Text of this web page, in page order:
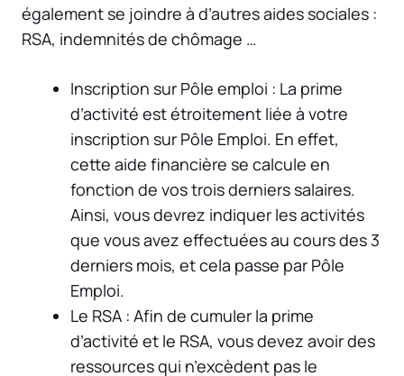
également se joindre à d’autres aides sociales :
RSA, indemnités de chômage …
Inscription sur Pôle emploi : La prime
d’activité est étroitement liée à votre
inscription sur Pôle Emploi. En effet,
cette aide financière se calcule en
fonction de vos trois derniers salaires.
Ainsi, vous devrez indiquer les activités
que vous avez effectuées au cours des 3
derniers mois, et cela passe par Pôle
Emploi.
Le RSA : Afin de cumuler la prime
d’activité et le RSA, vous devez avoir des
ressources qui n’excèdent pas le